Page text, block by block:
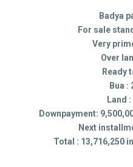
Badya
For sale
Very
Over
Ready
Bua :
Land
Downpayment:
Next
Total : 13,716,250